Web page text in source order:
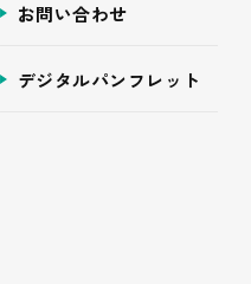
お問い合わせ
デジタルパンフレット